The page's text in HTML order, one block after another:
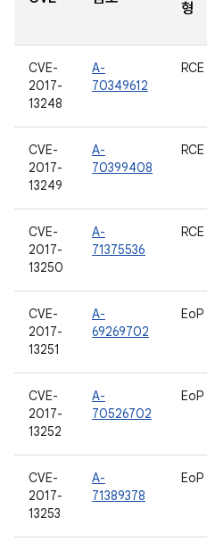
형
CVE-
2017-
13248
A-
70349612
RCE
CVE-
2017-
13249
A-
70399408
RCE
CVE-
2017-
13250
A-
71375536
RCE
CVE-
2017-
13251
A-
69269702
EoP
CVE-
2017-
13252
A-
70526702
EoP
CVE-
2017-
13253
A-
71389378
EoP